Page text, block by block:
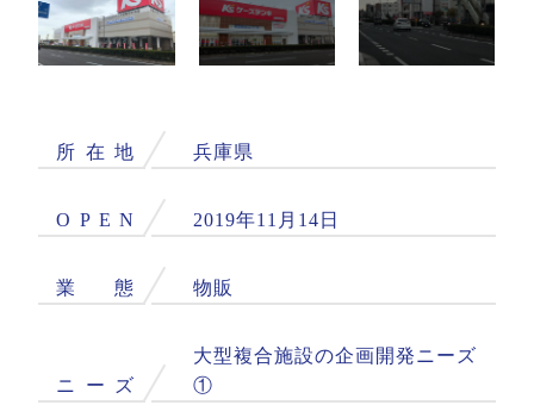
所 在 地 兵庫県
O P E N 2019年11月14日
業 態 物販
ニ ー ズ
大型複合施設の企画開発ニーズ
①